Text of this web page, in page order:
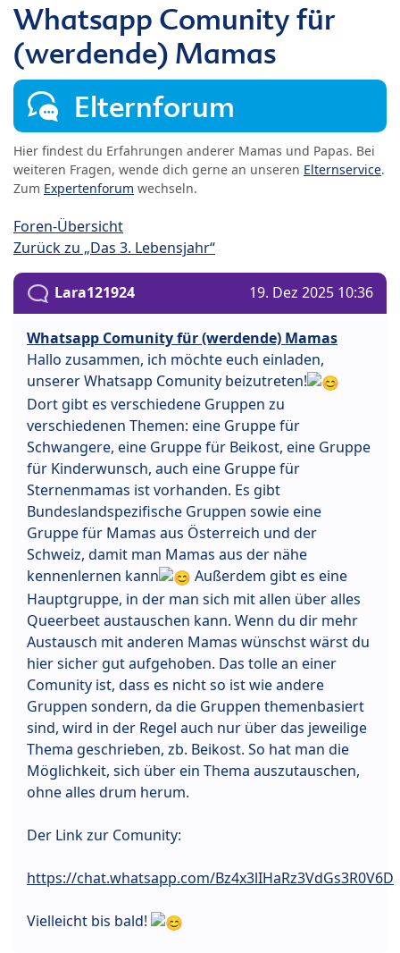
Whatsapp Comunity für
(werdende) Mamas
Elternforum
Hier findest du Erfahrungen anderer Mamas und Papas. Bei
weiteren Fragen, wende dich gerne an unseren Elternservice.
Zum Expertenforum wechseln.
Foren-Übersicht
Zurück zu „Das 3. Lebensjahr“
Lara121924 19. Dez 2025 10:36
Whatsapp Comunity für (werdende) Mamas
Hallo zusammen, ich möchte euch einladen,
unserer Whatsapp Comunity beizutreten!
Dort gibt es verschiedene Gruppen zu
verschiedenen Themen: eine Gruppe für
Schwangere, eine Gruppe für Beikost, eine Gruppe
für Kinderwunsch, auch eine Gruppe für
Sternenmamas ist vorhanden. Es gibt
Bundeslandspezifische Gruppen sowie eine
Gruppe für Mamas aus Österreich und der
Schweiz, damit man Mamas aus der nähe
kennenlernen kann
Außerdem gibt es eine
Hauptgruppe, in der man sich mit allen über alles
Queerbeet austauschen kann. Wenn du dir mehr
Austausch mit anderen Mamas wünschst wärst du
hier sicher gut aufgehoben. Das tolle an einer
Comunity ist, dass es nicht so ist wie andere
Gruppen sondern, da die Gruppen themenbasiert
sind, wird in der Regel auch nur über das jeweilige
Thema geschrieben, zb. Beikost. So hat man die
Möglichkeit, sich über ein Thema auszutauschen,
ohne alles drum herum.
Der Link zur Comunity:
https://chat.whatsapp.com/Bz4x3lIHaRz3VdGs3R0V6D
Vielleicht bis bald!